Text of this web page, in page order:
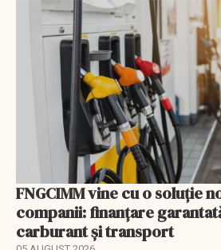
FNGCIMM vine cu o soluție
companii: finanțare
carburant și transport